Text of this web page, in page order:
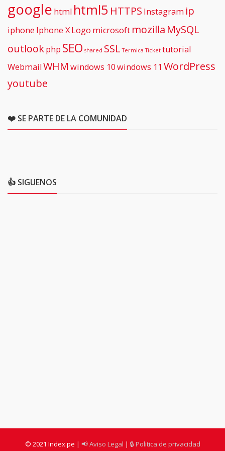
google html html5 HTTPS Instagram ip
iphone Iphone XLogo microsoft mozilla MySQL
outlookphp SEO shared SSL Termica Ticket tutorial
WebmailWHM windows 10windows 11 WordPress
youtube
❤️ SE PARTE DE LA COMUNIDAD
👍 SIGUENOS
© 2021 Index.pe | 📢 Aviso Legal | 🔒 Politica de privacidad